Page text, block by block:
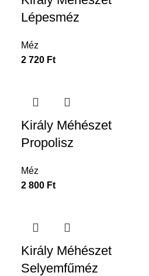
Lépesméz
Méz
2 720 Ft
Király Méhészet
Propolisz
Méz
2 800 Ft
Király Méhészet
Selyemfűméz